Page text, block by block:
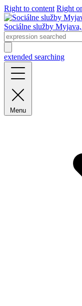
Right to content Right
Sociálne služby
extended searching
Menu